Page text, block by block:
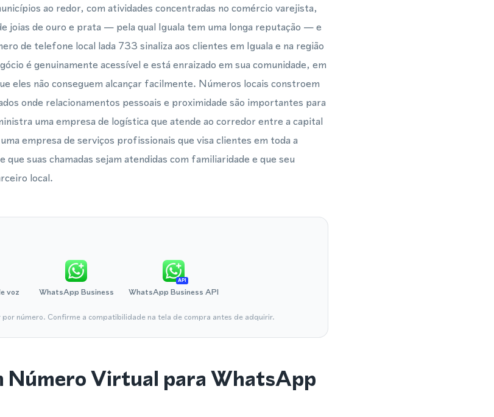
ao redor, com atividades concentradas no comércio varejista,
joias de ouro e prata — pela qual Iguala tem uma longa reputação — e
de telefone local lada 733 sinaliza aos clientes em Iguala e na região
é genuinamente acessível e está enraizado em sua comunidade, em
eles não conseguem alcançar facilmente. Números locais constroem
onde relacionamentos pessoais e proximidade são importantes para
uma empresa de logística que atende ao corredor entre a capital
empresa de serviços profissionais que visa clientes em toda a
suas chamadas sejam atendidas com familiaridade e que seu
local.
voz WhatsApp Business
API
WhatsApp Business API
número. Confirme a compatibilidade na tela de compra antes de adquirir.
Número Virtual para WhatsApp